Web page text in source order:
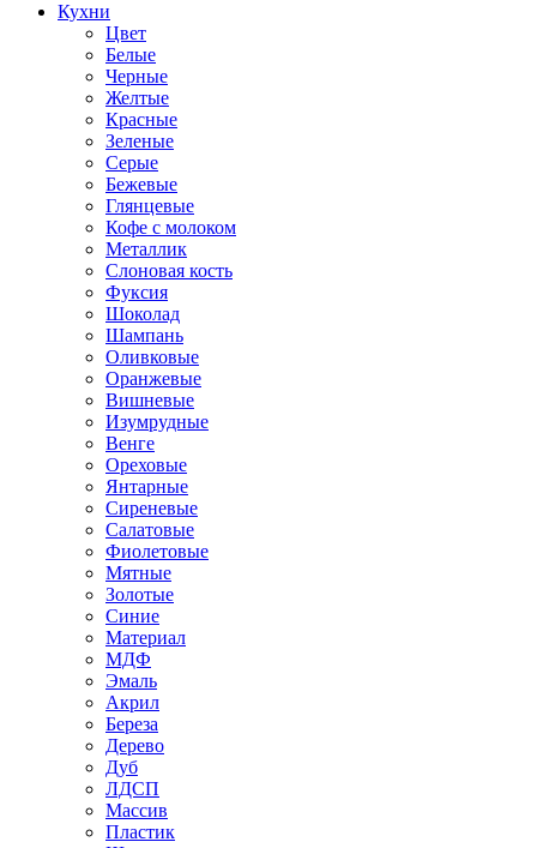
Кухни
Цвет
Белые
Черные
Желтые
Красные
Зеленые
Серые
Бежевые
Глянцевые
Кофе с молоком
Металлик
Слоновая кость
Фуксия
Шоколад
Шампань
Оливковые
Оранжевые
Вишневые
Изумрудные
Венге
Ореховые
Янтарные
Сиреневые
Салатовые
Фиолетовые
Мятные
Золотые
Синие
Материал
МДФ
Эмаль
Акрил
Береза
Дерево
Дуб
ЛДСП
Массив
Пластик